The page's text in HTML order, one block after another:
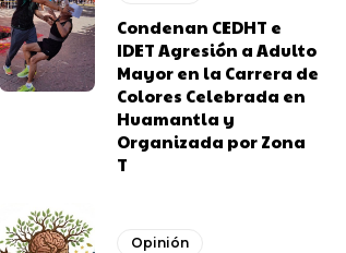
Condenan CEDHT e
IDET Agresión a Adulto
Mayor en la Carrera de
Colores Celebrada en
Huamantla y
Organizada por Zona
T
Opinión